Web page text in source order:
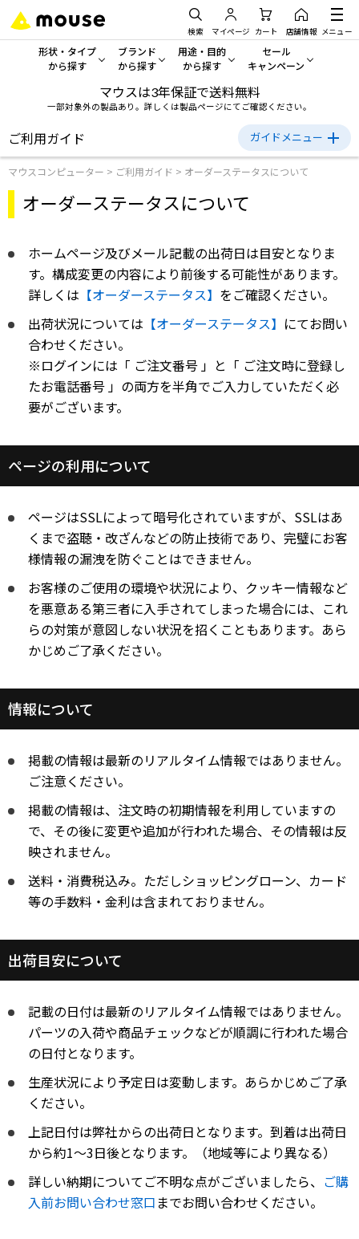
検索 マイページ カート 店舗情報 メニュー
形状・タイプ
から探す
形状・タイプから探す をすべてみる
デスクトップPC
ノートPC
タブレットPC
サーバー
ワークステーション
ディスプレイ
Windows 11|Copilot+ PC
ブランド
から探す
mouse
NEXTGEAR
MousePro
iiyama
Windows 11 |Copilot+ PC
用途・目的
から探す
一般向けパソコン
ゲーミングPC・ゲーム向けパソコン
クリエイティブ向け
ビジネス向けパソコン
学習向けパソコン
スペック/パーツ別
AIおすすめパソコン
Windows 11 | Copilot+ PC
セール
キャンペーン
セール・キャンペーン
期間限定セール
人気モデルが期間限定・お買
今イチオシのパソコンをピッ
Windows 11|Copilot+ PC
マウスは3年保証で送料無料
一部対象外の製品あり。詳しくは製品ページにてご確認ください。
ご利用ガイド ガイドメニュー
ご利用ガイド
初めての方へ
お支払い方法について
送料・配送について
返品について
修理・サポート&サービス
オーダーステータスについて
営業日のご案内
ウェブサイトからの通知について
マウスコンピューター > ご利用ガイド > オーダーステータスについて
オーダーステータスについて
ホームページ及びメール記載の出荷日は目安となりま
す。構成変更の内容により前後する可能性があります。
詳しくは 【オーダーステータス】 をご確認ください。
出荷状況については 【オーダーステータス】 にてお問い
合わせください。
※ログインには「 ご注文番号 」と「 ご注文時に登録し
たお電話番号 」の両方を半角でご入力していただく必
要がございます。
ページの利用について
ページはSSLによって暗号化されていますが、SSLはあ
くまで盗聴・改ざんなどの防止技術であり、完璧にお客
様情報の漏洩を防ぐことはできません。
お客様のご使用の環境や状況により、クッキー情報など
を悪意ある第三者に入手されてしまった場合には、これ
らの対策が意図しない状況を招くこともあります。あら
かじめご了承ください。
情報について
掲載の情報は最新のリアルタイム情報ではありません。
ご注意ください。
掲載の情報は、注文時の初期情報を利用していますの
で、その後に変更や追加が行われた場合、その情報は反
映されません。
送料・消費税込み。ただしショッピングローン、カード
等の手数料・金利は含まれておりません。
出荷目安について
記載の日付は最新のリアルタイム情報ではありません。
パーツの入荷や商品チェックなどが順調に行われた場合
の日付となります。
生産状況により予定日は変動します。あらかじめご了承
ください。
上記日付は弊社からの出荷日となります。到着は出荷日
から約1～3日後となります。（地域等により異なる）
詳しい納期についてご不明な点がございましたら、 ご購
入前お問い合わせ窓口 までお問い合わせください。